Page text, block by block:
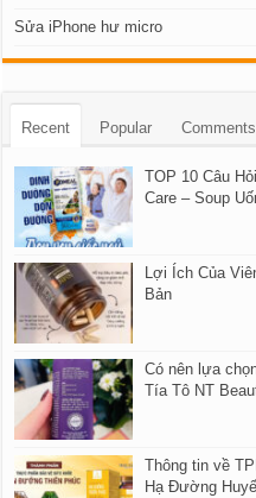
Sửa iPhone hư micro
Recent Popular Comments
TOP 10 Câu
Care – Soup
Lợi Ích Của
Bản
Có nên lựa
Tía Tô NT
Thông tin về
Hạ Đường